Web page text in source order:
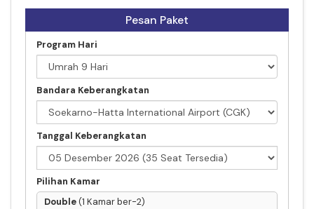
UMRAH JULI-AGUSTUS-SEPTEMBER 2026
Pesan Paket
Program Hari
Bandara Keberangkatan
Tanggal Keberangkatan
Pilihan Kamar
Double(1 Kamar ber-2)